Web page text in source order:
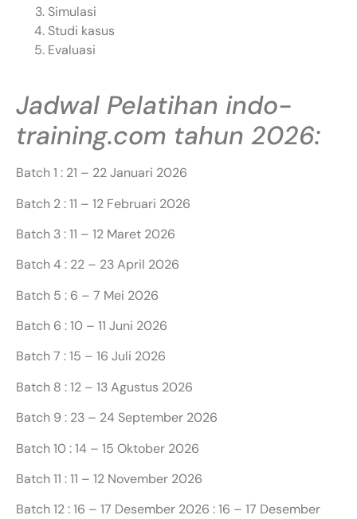
Simulasi
Studi kasus
Evaluasi
Jadwal Pelatihan indo-
training.com tahun 2026:
Batch 1 : 21 – 22 Januari 2026
Batch 2 : 11 – 12 Februari 2026
Batch 3 : 11 – 12 Maret 2026
Batch 4 : 22 – 23 April 2026
Batch 5 : 6 – 7 Mei 2026
Batch 6 : 10 – 11 Juni 2026
Batch 7 : 15 – 16 Juli 2026
Batch 8 : 12 – 13 Agustus 2026
Batch 9 : 23 – 24 September 2026
Batch 10 : 14 – 15 Oktober 2026
Batch 11 : 11 – 12 November 2026
Batch 12 : 16 – 17 Desember 2026 : 16 – 17 Desember